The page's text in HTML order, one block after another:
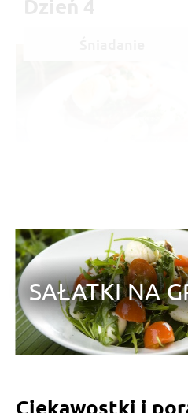
Dzień 4
warzywami
10
Kanapki z jajkiem i pomidorem na
żytnim chlebie to klasyczny
na pożywne śniadanie. Jajka są
produktami o dużej zawartości
dobrze przy...
SAŁATKI NA
Ciekawostki i